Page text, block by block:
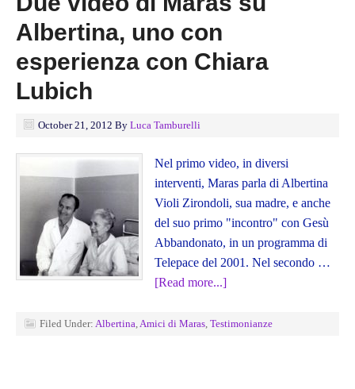
Albertina, uno con
esperienza con Chiara
Lubich
October 21, 2012 By Luca Tamburelli
Nel primo video, in diversi
interventi, Maras parla di Albertina
Violi Zirondoli, sua madre, e anche
del suo primo "incontro" con Gesù
Abbandonato, in un programma di
Telepace del 2001. Nel secondo …
[Read more...]
Filed Under: Albertina,Amici di Maras, Testimonianze